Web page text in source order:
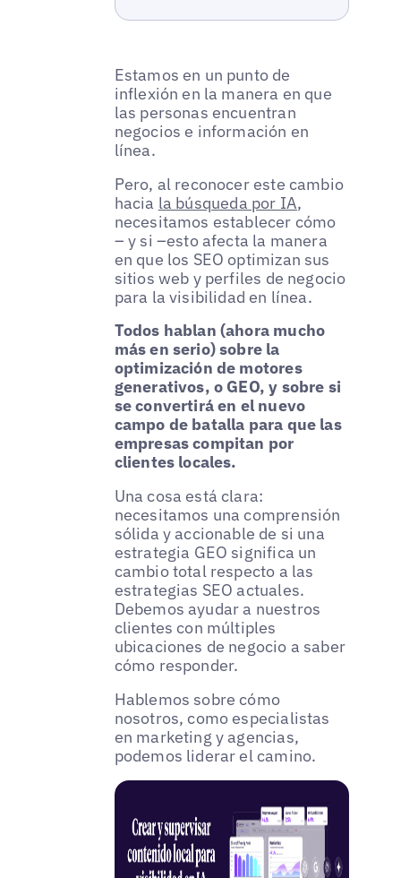
Estamos en un punto de
inflexión en la manera en que
las personas encuentran
negocios e información en
línea.
Pero, al reconocer este cambio
hacia la búsqueda por IA,
necesitamos establecer cómo
– y si –esto afecta la manera
en que los SEO optimizan sus
sitios web y perfiles de negocio
para la visibilidad en línea.
Todos hablan (ahora mucho
más en serio) sobre la
optimización de motores
generativos, o GEO, y sobre si
se convertirá en el nuevo
campo de batalla para que las
empresas compitan por
clientes locales.
Una cosa está clara:
necesitamos una comprensión
sólida y accionable de si una
estrategia GEO significa un
cambio total respecto a las
estrategias SEO actuales.
Debemos ayudar a nuestros
clientes con múltiples
ubicaciones de negocio a saber
cómo responder.
Hablemos sobre cómo
nosotros, como especialistas
en marketing y agencias,
podemos liderar el camino.